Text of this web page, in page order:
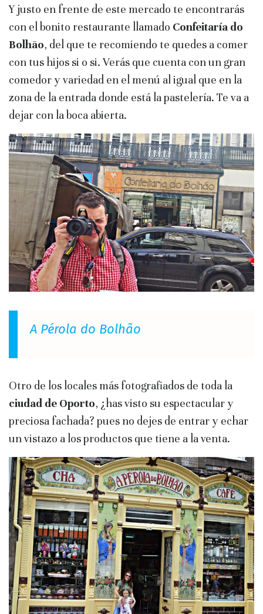
Y justo en frente de este mercado te encontrarás
con el bonito restaurante llamado Confeitaría do
Bolhão, del que te recomiendo te quedes a comer
con tus hijos si o si. Verás que cuenta con un gran
comedor y variedad en el menú al igual que en la
zona de la entrada donde está la pastelería. Te va a
dejar con la boca abierta.
A Pérola do Bolhão
Otro de los locales más fotografiados de toda la
ciudad de Oporto, ¿has visto su espectacular y
preciosa fachada? pues no dejes de entrar y echar
un vistazo a los productos que tiene a la venta.